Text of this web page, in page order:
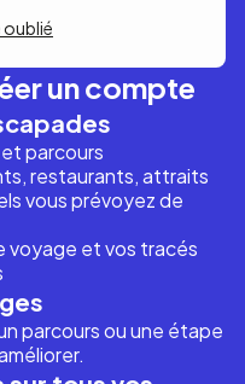
oublié
un compte
parcours
restaurants, attraits
vous prévoyez de
voyage et vos tracés
parcours ou une étape